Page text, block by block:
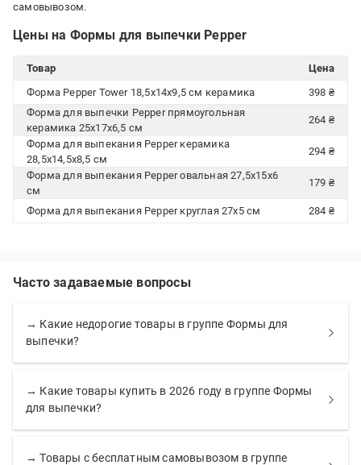
самовывозом.
Цены на Формы для выпечки Pepper
Товар
Цена
Форма Pepper Tower 18,5х14х9,5 см керамика
398 ₴
Форма для выпечки Pepper прямоугольная
керамика 25х17х6,5 см
264 ₴
Форма для выпекания Pepper керамика
28,5х14,5х8,5 см
294 ₴
Форма для выпекания Pepper овальная 27,5х15х6
см
179 ₴
Форма для выпекания Pepper круглая 27х5 см 284 ₴
Часто задаваемые вопросы
→ Какие недорогие товары в группе Формы для
выпечки?
→ Какие товары купить в 2026 году в группе Формы
для выпечки?
→ Товары с бесплатным самовывозом в группе